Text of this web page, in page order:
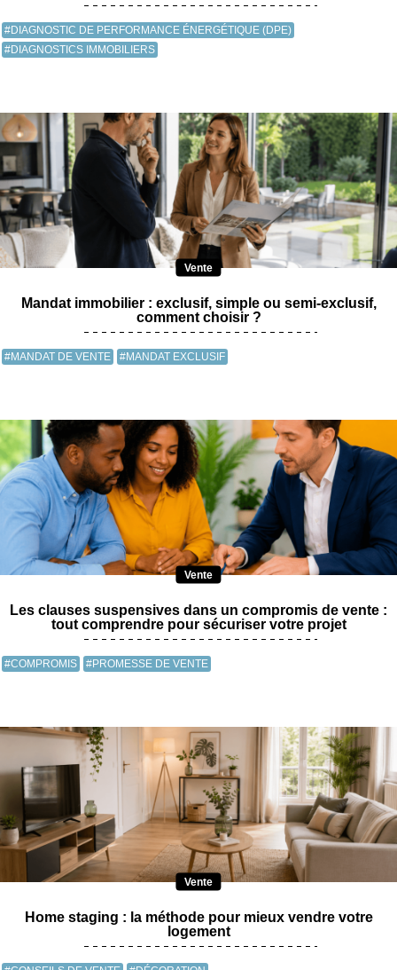
#DIAGNOSTIC DE PERFORMANCE ÉNERGÉTIQUE (DPE)
#DIAGNOSTICS IMMOBILIERS
Vente
Mandat immobilier : exclusif, simple ou semi-exclusif,
comment choisir ?
#MANDAT DE VENTE #MANDAT EXCLUSIF
Vente
Les clauses suspensives dans un compromis de vente :
tout comprendre pour sécuriser votre projet
#COMPROMIS #PROMESSE DE VENTE
Vente
Home staging : la méthode pour mieux vendre votre
logement